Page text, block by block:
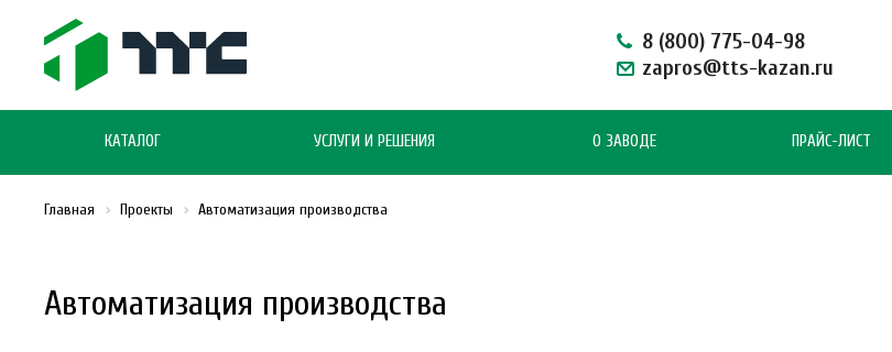
8 (800) 775-04-98
zapros@tts-kazan.ru
КАТАЛОГ УСЛУГИ И РЕШЕНИЯ О ЗАВОДЕ ПРАЙС-ЛИСТ
Автоматизация производства
Главная Проекты Автоматизация производства